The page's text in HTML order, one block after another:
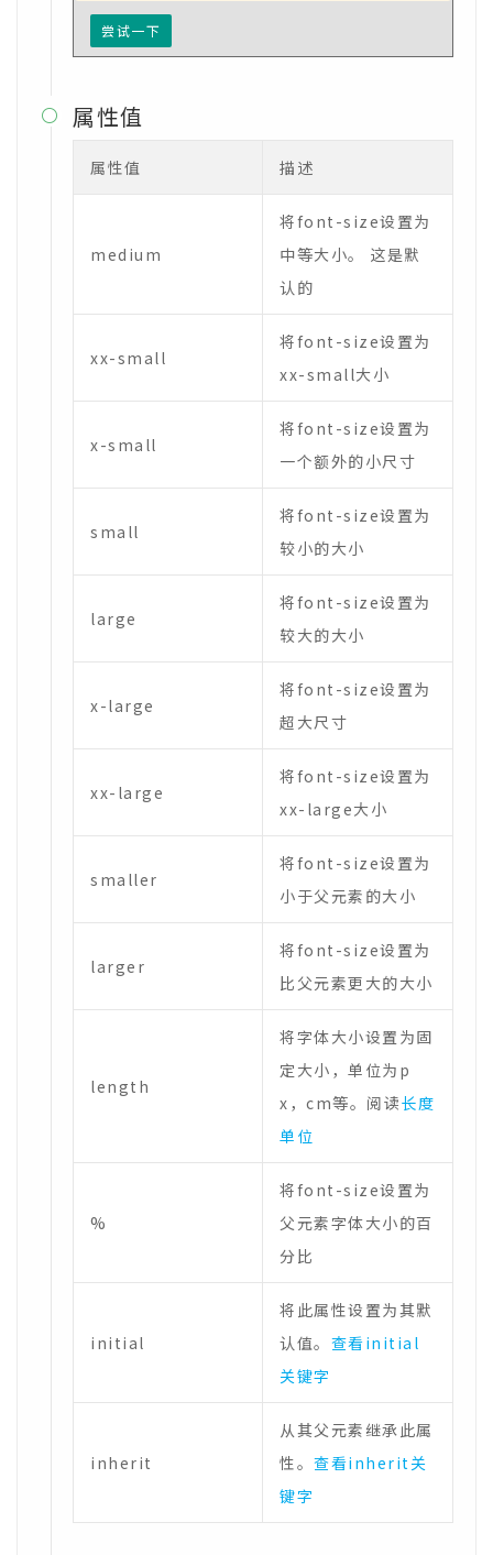
尝试一下
 属性值
属性值 描述
medium
将font-size设置为
中等大小。 这是默
认的
xx-small
将font-size设置为
xx-small大小
x-small
将font-size设置为
一个额外的小尺寸
small
将font-size设置为
较小的大小
large
将font-size设置为
较大的大小
x-large
将font-size设置为
超大尺寸
xx-large
将font-size设置为
xx-large大小
smaller
将font-size设置为
小于父元素的大小
larger
将font-size设置为
比父元素更大的大小
length
将字体大小设置为固
定大小，单位为p
x，cm等。阅读长度
单位
%
将font-size设置为
父元素字体大小的百
分比
initial
将此属性设置为其默
认值。 查看initial
关键字
inherit
从其父元素继承此属
性。 查看inherit关
键字